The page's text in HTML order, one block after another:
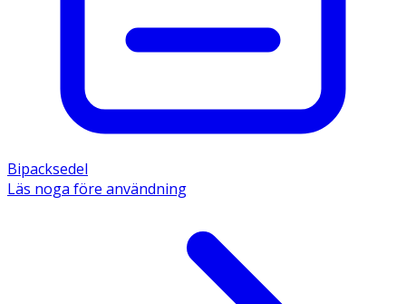
Bipacksedel
Läs noga före användning